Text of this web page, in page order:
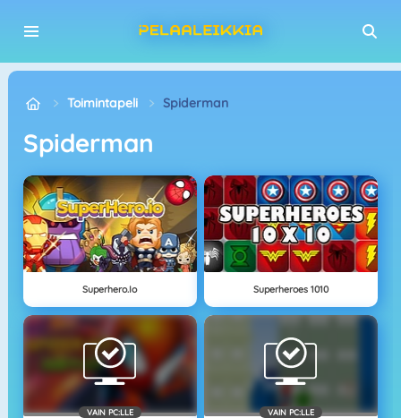
Toimintapeli Spiderman
Spiderman
Superhero.io Superheroes 1010
VAIN PC:LLE VAIN PC:LLE